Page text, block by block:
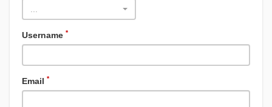
Username *
Email *